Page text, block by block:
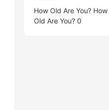
How Old Are You? How
Old Are You? 0